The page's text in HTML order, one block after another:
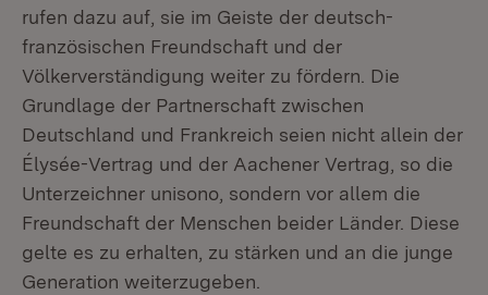
rufen dazu auf, sie im Geiste der deutsch-
französischen Freundschaft und der
Völkerverständigung weiter zu fördern. Die
Grundlage der Partnerschaft zwischen
Deutschland und Frankreich seien nicht allein der
Élysée-Vertrag und der Aachener Vertrag, so die
Unterzeichner unisono, sondern vor allem die
Freundschaft der Menschen beider Länder. Diese
gelte es zu erhalten, zu stärken und an die junge
Generation weiterzugeben.